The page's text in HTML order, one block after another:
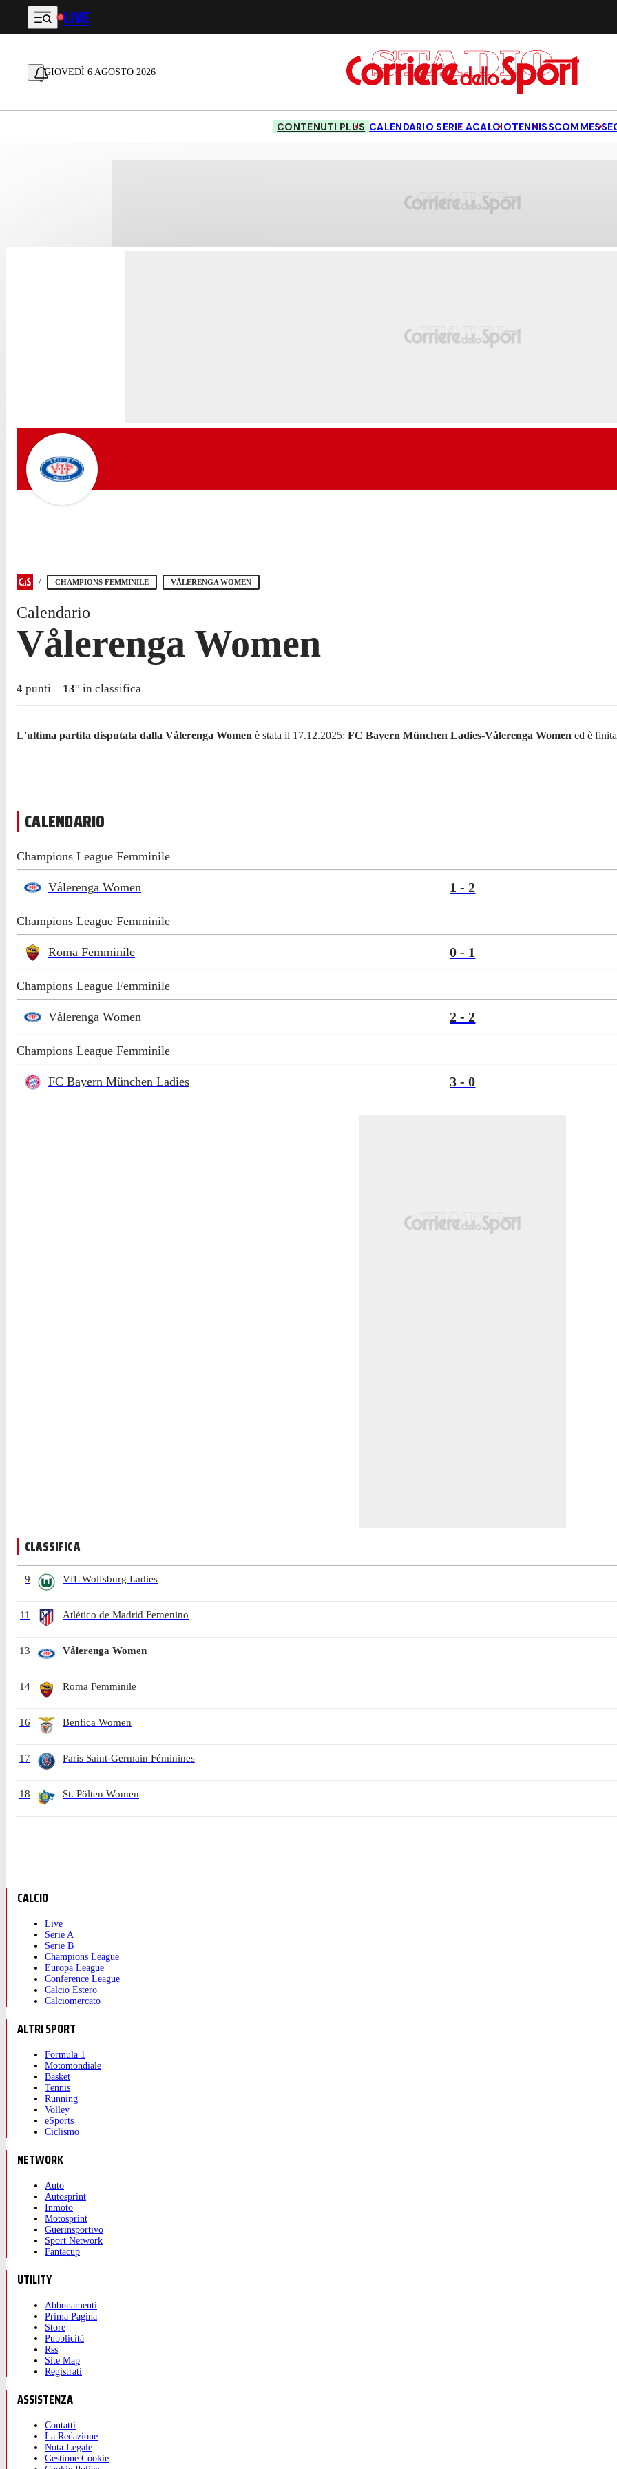
Vai al contenuto principale
LIVE
GIOVEDÌ 6 AGOSTO 2026
CONTENUTI PLUS CALENDARIO SERIE ACALCIOTENNISSCOMMESSE
CHAMPIONS FEMMINILE VÅLERENGA WOMEN
Calendario
Vålerenga Women
4 punti 13° in classifica
L'ultima partita disputata dalla Vålerenga Women è stata il 17.12.2025: FC Bayern München Ladies-Vålerenga Women ed è
CALENDARIO
Champions League Femminile
Vålerenga Women 1 - 2
Champions League Femminile
Roma Femminile 0 - 1
Champions League Femminile
Vålerenga Women 2 - 2
Champions League Femminile
FC Bayern München Ladies 3 - 0
CLASSIFICA
9 VfL Wolfsburg Ladies
11 Atlético de Madrid Femenino
13 Vålerenga Women
14 Roma Femminile
16 Benfica Women
17 Paris Saint-Germain Féminines
18 St. Pölten Women
CALCIO
Live
Serie A
Serie B
Champions League
Europa League
Conference League
Calcio Estero
Calciomercato
ALTRI SPORT
Formula 1
Motomondiale
Basket
Tennis
Running
Volley
eSports
Ciclismo
NETWORK
Auto
Autosprint
Inmoto
Motosprint
Guerinsportivo
Sport Network
Fantacup
UTILITY
Abbonamenti
Prima Pagina
Store
Pubblicità
Rss
Site Map
Registrati
ASSISTENZA
Contatti
La Redazione
Nota Legale
Gestione Cookie